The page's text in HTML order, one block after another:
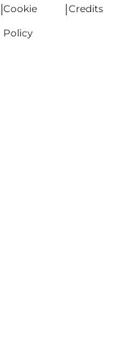
|Cookie
Policy
|Credits